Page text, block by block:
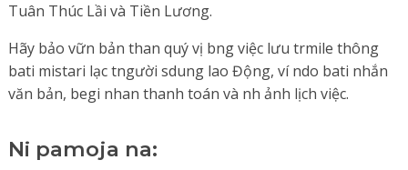
Tuân Thúc Lầi và Tiền Lương.
Hãy bảo vữn bản than quý vị bng việc lưu trmile thông
bati mistari lạc tngười sdung lao Động, ví ndo bati nhắn
văn bản, begi nhan thanh toán và nh ảnh lịch việc.
Ni pamoja na: